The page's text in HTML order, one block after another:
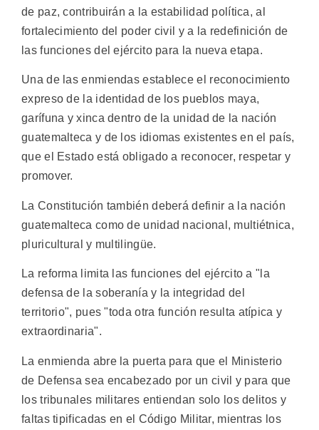
de paz, contribuirán a la estabilidad política, al
fortalecimiento del poder civil y a la redefinición de
las funciones del ejército para la nueva etapa.
Una de las enmiendas establece el reconocimiento
expreso de la identidad de los pueblos maya,
garífuna y xinca dentro de la unidad de la nación
guatemalteca y de los idiomas existentes en el país,
que el Estado está obligado a reconocer, respetar y
promover.
La Constitución también deberá definir a la nación
guatemalteca como de unidad nacional, multiétnica,
pluricultural y multilingüe.
La reforma limita las funciones del ejército a "la
defensa de la soberanía y la integridad del
territorio", pues "toda otra función resulta atípica y
extraordinaria".
La enmienda abre la puerta para que el Ministerio
de Defensa sea encabezado por un civil y para que
los tribunales militares entiendan solo los delitos y
faltas tipificadas en el Código Militar, mientras los